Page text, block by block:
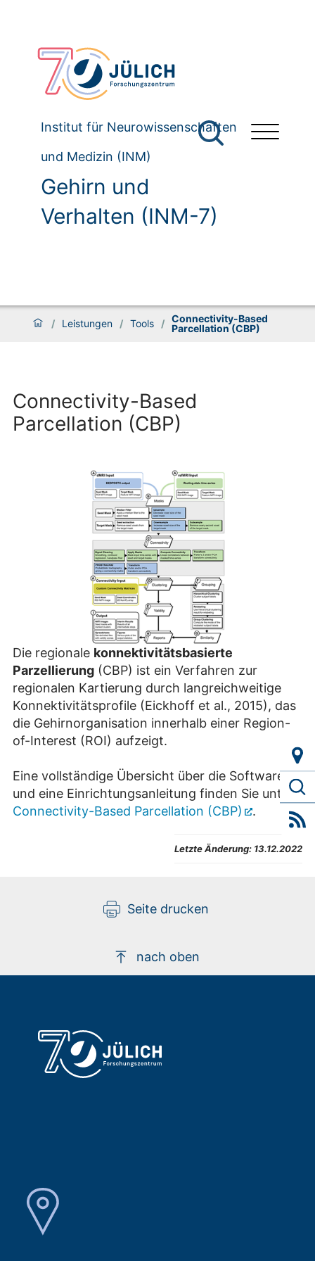
Institut für Neurowissenschaften
und Medizin (INM)
Gehirn und
Verhalten (INM-7)
/ Leistungen / Tools / Connectivity-Based
Parcellation (CBP)
Connectivity-Based
Parcellation (CBP)
Die regionale konnektivitätsbasierte
Parzellierung (CBP) ist ein Verfahren zur
regionalen Kartierung durch langreichweitige
Konnektivitätsprofile (Eickhoff et al., 2015), das
die Gehirnorganisation innerhalb einer Region-
of-Interest (ROI) aufzeigt.
Eine vollständige Übersicht über die Software
und eine Einrichtungsanleitung finden Sie unter
Connectivity-Based Parcellation (CBP)
.
Letzte Änderung: 13.12.2022
Seite drucken
nach oben